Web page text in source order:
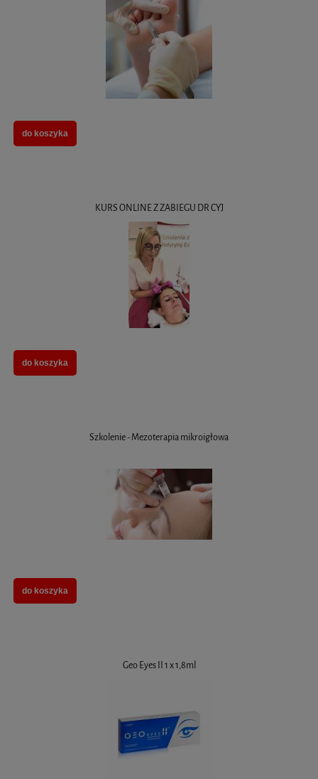
do koszyka
KURS ONLINE Z ZABIEGU DR CYJ
do koszyka
Szkolenie - Mezoterapia mikroigłowa
do koszyka
Geo Eyes II 1 x 1,8ml